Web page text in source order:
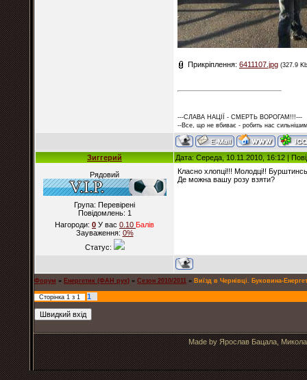
Прикріплення: 6411107.jpg (327.9
---СЛАВА НАЦІЇ - СМЕРТЬ ВОРОГАМ!!!---
--Все, що не вбиває - робить нас
Зиггерий Дата: Середа, 10.11.2010, 16:12 |
Рядовий
Група: Перевірені
Повідомлень: 1
Нагороди: 0 У вас 0.10 Балiв
Зауваження: 0%
Статус:
Класно хлопці!!! Молодці!!
Де можна вашу розу взяти?
Форум » Енергетик (ФАН рух) » Сезон 2010/2011 » Виїзд в Чернівці. Буковина-
Сторінка 1 з 1 1
Made by Ярослав Бацала,